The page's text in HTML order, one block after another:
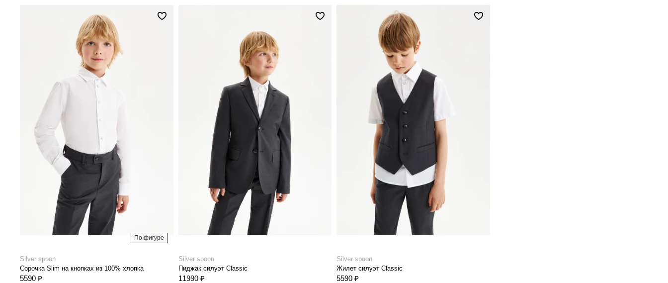
По фигуре
Silver spoon
Сорочка Slim на кнопках из 100% хлопка
5590 ₽
Silver spoon
Пиджак силуэт Classic
11990 ₽
Silver spoon
Жилет силуэт Classic
5590 ₽